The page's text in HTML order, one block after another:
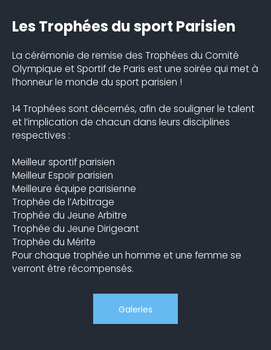
La cérémonie de remise des Trophées du Comité
Olympique et Sportif de Paris est une soirée qui met à
l’honneur le monde du sport parisien !
14 Trophées sont décernés, afin de souligner le talent
et l’implication de chacun dans leurs disciplines
respectives :
Meilleur sportif parisien
Meilleur Espoir parisien
Meilleure équipe parisienne
Trophée de l’Arbitrage
Trophée du Jeune Arbitre
Trophée du Jeune Dirigeant
Trophée du Mérite
Pour chaque trophée un homme et une femme se
verront être récompensés.
Galeries